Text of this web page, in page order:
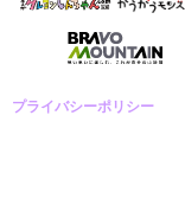
プライバシーポリシー